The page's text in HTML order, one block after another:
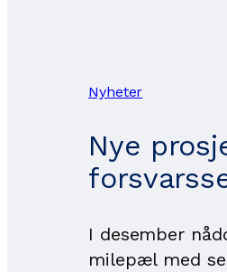
Nyheter
Nye
I desember
milepæl med